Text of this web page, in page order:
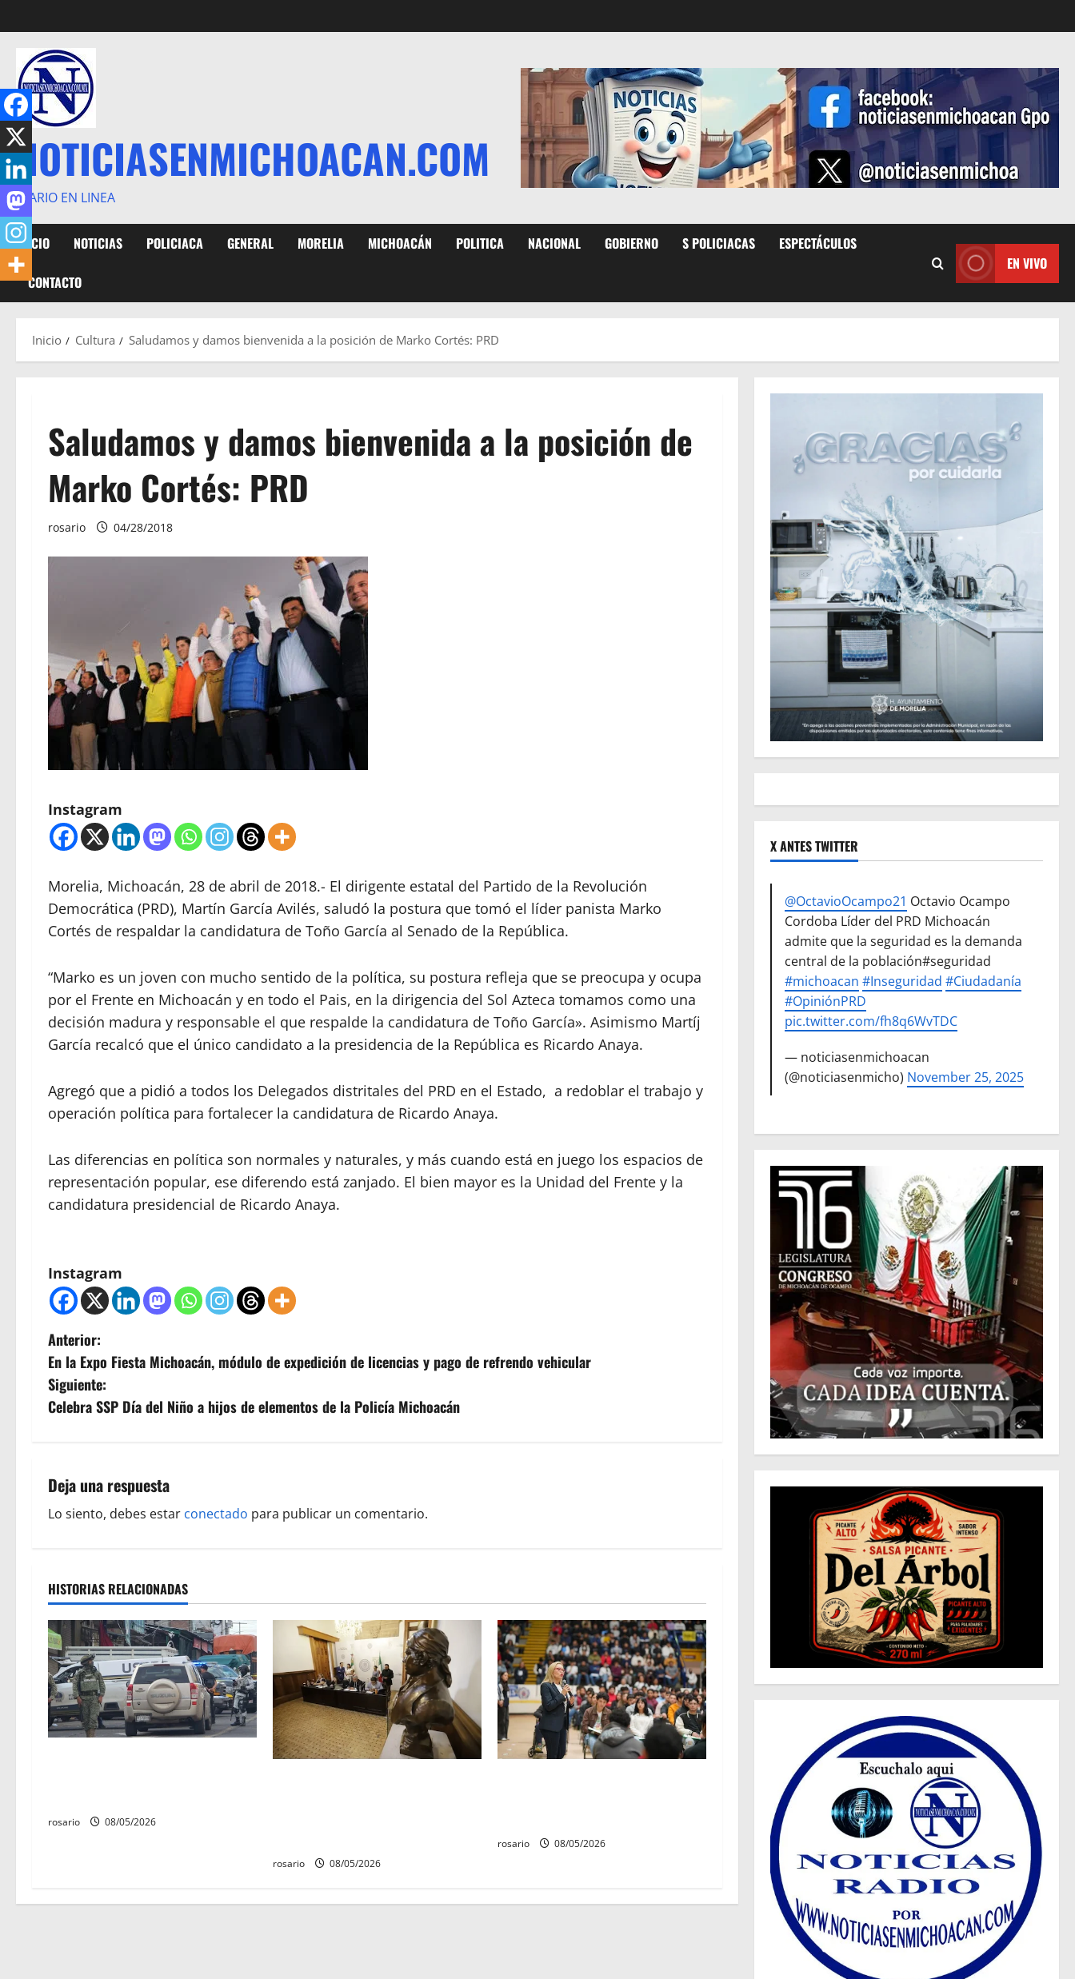
al
contenido
NOTICIASENMICHOACAN.COM
DIARIO EN LINEA
INICIO NOTICIAS POLICIACA GENERAL MORELIA MICHOACÁN POLITICA NACIONAL GOBIERNO S POLICIACAS ESPECTÁCULOS
CONTACTO
EN VIVO
Inicio Cultura Saludamos y damos bienvenida a la posición de Marko Cortés: PRD
Saludamos y damos bienvenida a la posición de
Marko Cortés: PRD
rosario 04/28/2018
Instagram
Morelia, Michoacán, 28 de abril de 2018.- El dirigente estatal del Partido de la Revolución
Democrática (PRD), Martín García Avilés, saludó la postura que tomó el líder panista Marko
Cortés de respaldar la candidatura de Toño García al Senado de la República.
“Marko es un joven con mucho sentido de la política, su postura refleja que se preocupa y ocupa
por el Frente en Michoacán y en todo el Pais, en la dirigencia del Sol Azteca tomamos como una
decisión madura y responsable el que respalde la candidatura de Toño García». Asimismo Martíj
García recalcó que el único candidato a la presidencia de la República es Ricardo Anaya.
Agregó que a pidió a todos los Delegados distritales del PRD en el Estado, a redoblar el trabajo y
operación política para fortalecer la candidatura de Ricardo Anaya.
Las diferencias en política son normales y naturales, y más cuando está en juego los espacios de
representación popular, ese diferendo está zanjado. El bien mayor es la Unidad del Frente y la
candidatura presidencial de Ricardo Anaya.
Instagram
N
a
v
g
a
i
ó
n
d
e
e
t
d
Anterior:
En la Expo Fiesta Michoacán, módulo de expedición de licencias y pago de refrendo vehicular
Siguiente:
Celebra SSP Día del Niño a hijos de elementos de la Policía Michoacán
Deja una respuesta
Lo siento, debes estar conectado para publicar un comentario.
HISTORIAS RELACIONADAS
rosario 08/05/2026
rosario 08/05/2026
rosario 08/05/2026
X ANTES TWITTER
@OctavioOcampo21 Octavio Ocampo
Cordoba Líder del PRD Michoacán
admite que la seguridad es la demanda
central de la población#seguridad
#michoacan #Inseguridad #Ciudadanía
#OpiniónPRD
pic.twitter.com/fh8q6WvTDC
— noticiasenmichoacan
(@noticiasenmicho) November 25, 2025